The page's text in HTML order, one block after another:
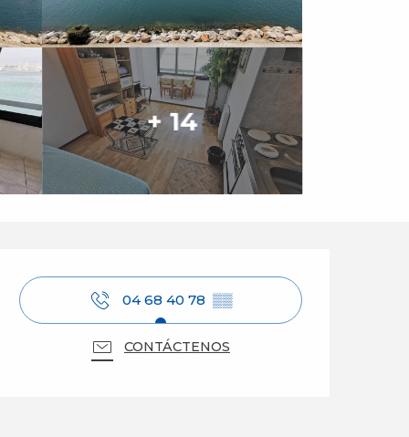
+ 14
y datos de
04 68 40 78 ▒▒
CONTÁCTENOS